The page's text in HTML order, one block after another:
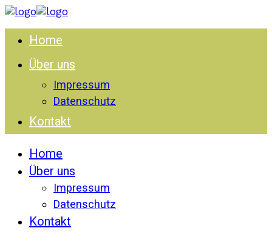
Home
Über uns
Impressum
Datenschutz
Kontakt
Home
Über uns
Impressum
Datenschutz
Kontakt